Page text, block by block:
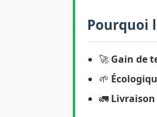
Pourquoi
🚀 Gain de
🌱
🚛 Livraison